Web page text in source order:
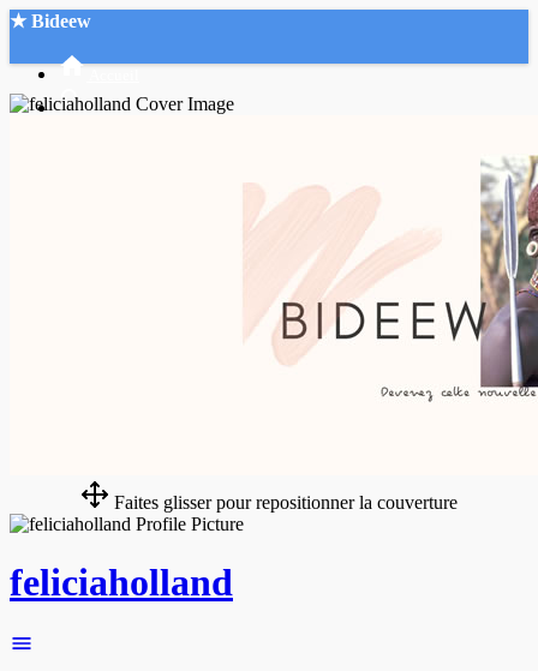
★ Bideew
Faites glisser pour repositionner la couverture
feliciaholland